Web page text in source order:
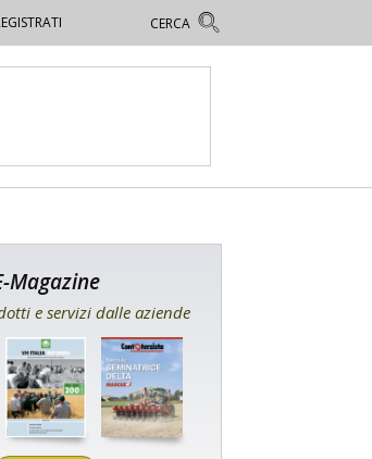
Magazine
e servizi dalle aziende